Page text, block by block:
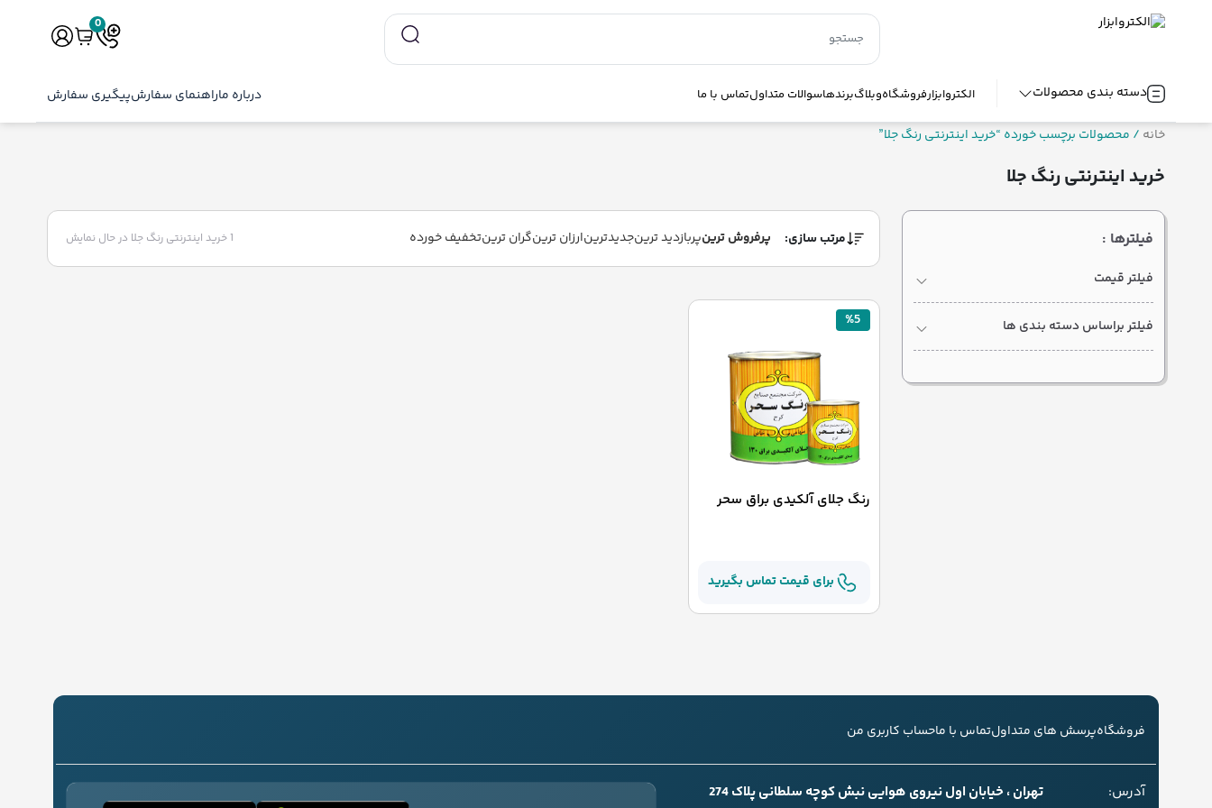
0
دسته بندی محصولات الکتروابزارفروشگاهوبلاگبرندهاسوالات متداولتماس با ما درباره ماراهنمای سفارشپیگیری سفارش
خانه / محصولات برچسب خورده “خرید اینترنتی رنگ جلا”
خرید اینترنتی رنگ جلا
فیلترها :
فیلتر قیمت
فیلتر براساس دسته بندی ها
پرفروش ترینپربازدید ترینجدیدترینارزان ترینگران ترینتخفیف خورده 1 خرید اینترنتی رنگ جلا در حال نمایش
%5
رنگ جلای آلکیدی براق سحر
برای قیمت تماس بگیرید
فروشگاهپرسش های متداولتماس با ماحساب کاربری من
آدرس: تهران ، خیابان اول نیروی هوایی نبش کوچه سلطانی پلاک 274